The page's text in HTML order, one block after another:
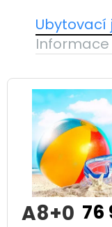
Ubytovací
Informace
A8+0 76